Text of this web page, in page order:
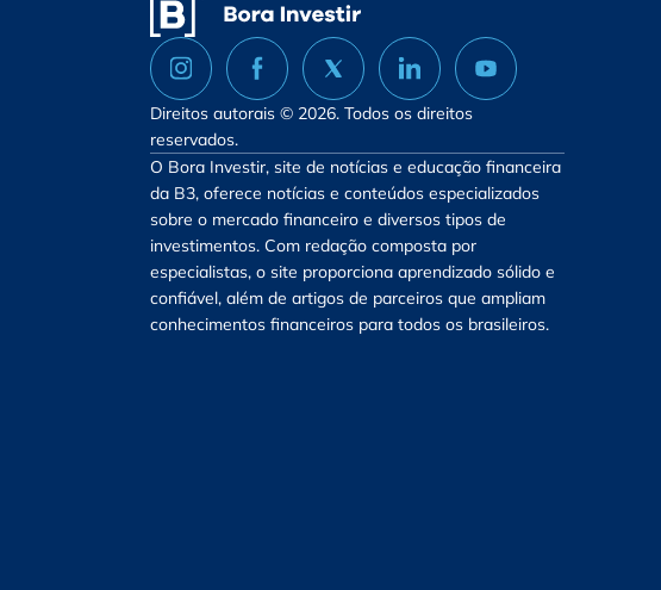
Direitos autorais © 2026. Todos os direitos
reservados.
O Bora Investir, site de notícias e educação financeira
da B3, oferece notícias e conteúdos especializados
sobre o mercado financeiro e diversos tipos de
investimentos. Com redação composta por
especialistas, o site proporciona aprendizado sólido e
confiável, além de artigos de parceiros que ampliam
conhecimentos financeiros para todos os brasileiros.